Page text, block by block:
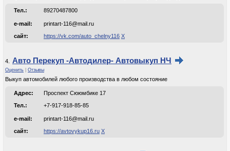
Тел.: 89270487800
e-mail:
printart-116@mail.ru
сайт:
https://vk.com/auto_chelny116 Х
4. Авто Перекуп -Автодилер- Автовыкуп НЧ
Оценить Отзывы
Выкуп автомобилей любого производства в любом состояние
Адрес:
Проспект Сююмбике 17
Тел.:
+7-917-918-85-85
e-mail:
printart-116@mail.ru
сайт:
https://avtovykup16.ru Х